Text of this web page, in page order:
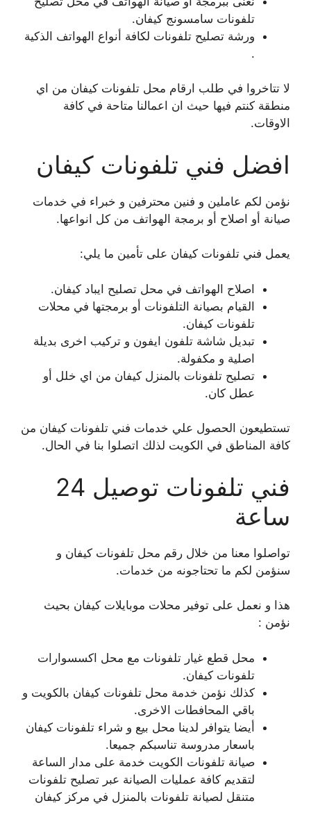
تلفونات سامسونج كيفان.
ورشة تصليح تلفونات لكافة أنواع الهواتف الذكية
.
لا تتاخروا في طلب ارقام محل تلفونات كيفان من اي
منطقة كنتم فيها حيث ان اعمالنا متاحة في كافة
الاوقات.
افضل فني تلفونات كيفان
نؤمن لكم عاملين و فنين محترفين و خبراء في خدمات
صيانة أو اصلاح أو برمجة الهواتف من كل انواعها.
يعمل فني تلفونات كيفان على تأمين ما يلي:
اصلاح الهواتف في محل تصليح ايباد كيفان.
القيام بصيانة التلفونات أو برمجتها في محلات
تلفونات كيفان.
تبديل شاشة تلفون ايفون و تركيب اخرى بديلة
اصلية و مكفولة.
تصليح تلفونات بالمنزل كيفان من اي خلل أو
عطل كان.
تستطيعون الحصول علي خدمات فني تلفونات كيفان من
كافة المناطق في الكويت لذلك اتصلوا بنا في الحال.
فني تلفونات توصيل 24
ساعة
تواصلوا معنا من خلال رقم محل تلفونات كيفان و
سنؤمن لكم ما تحتاجونه من خدمات.
هذا و نعمل على توفير محلات موبايلات كيفان بحيث
نؤمن :
محل قطع غيار تلفونات مع محل اكسسوارات
تلفونات كيفان.
كذلك نؤمن خدمة محل تلفونات كيفان بالكويت و
باقي المحافطات الاخرى.
أيضا يتوافر لدينا محل بيع و شراء تلفونات كيفان
باسعار مدروسة تناسبكم جميعا.
صيانة تلفونات الكويت خدمة على مدار الساعة
لتقديم كافة عمليات الصيانة عبر تصليح تلفونات
متنقل لصيانة تلفونات بالمنزل في مركز كيفان